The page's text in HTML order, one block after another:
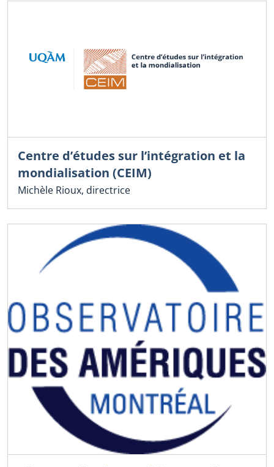
Centre d’études sur l’intégration et la
mondialisation (CEIM)
Michèle Rioux, directrice